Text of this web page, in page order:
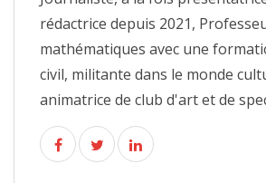
rédactrice depuis 2021,
mathématiques avec une
civil, militante dans le monde
animatrice de club d'art et de